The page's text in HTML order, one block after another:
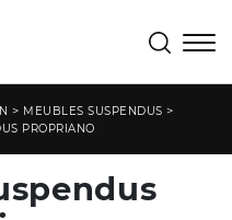
> MEUBLES SUSPENDUS >
PROPRIANO